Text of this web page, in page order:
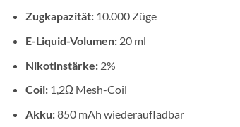
Zugkapazität:10.000 Züge
E-Liquid-Volumen:20 ml
Nikotinstärke:2%
Coil:1,2Ω Mesh-Coil
Akku:850 mAh wiederaufladbar